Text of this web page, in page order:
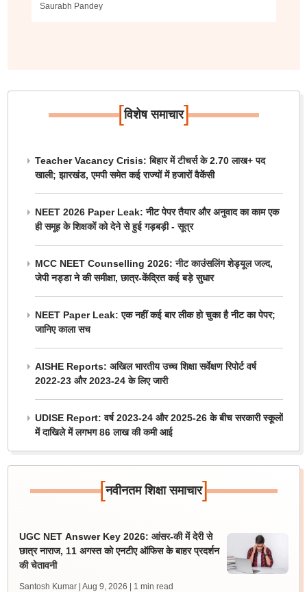
Saurabh Pandey
[विशेष समाचार]
Teacher Vacancy Crisis: बिहार में टीचर्स के 2.70 लाख+ पद
खाली; झारखंड, एमपी समेत कई राज्यों में हजारों वैकेंसी
NEET 2026 Paper Leak: नीट पेपर तैयार और अनुवाद का काम एक
ही समूह के शिक्षकों को देने से हुई गड़बड़ी - सूत्र
MCC NEET Counselling 2026: नीट काउंसलिंग शेड्यूल जल्द,
जेपी नड्डा ने की समीक्षा, छात्र-केंद्रित कई बड़े सुधार
NEET Paper Leak: एक नहीं कई बार लीक हो चुका है नीट का पेपर;
जानिए काला सच
AISHE Reports: अखिल भारतीय उच्च शिक्षा सर्वेक्षण रिपोर्ट वर्ष
2022-23 और 2023-24 के लिए जारी
UDISE Report: वर्ष 2023-24 और 2025-26 के बीच सरकारी स्कूलों
में दाखिले में लगभग 86 लाख की कमी आई
[नवीनतम शिक्षा समाचार]
UGC NET Answer Key 2026: आंसर-की में देरी से
छात्र नाराज, 11 अगस्त को एनटीए ऑफिस के बाहर प्रदर्शन
की चेतावनी
Santosh Kumar | Aug 9, 2026 | 1 min read